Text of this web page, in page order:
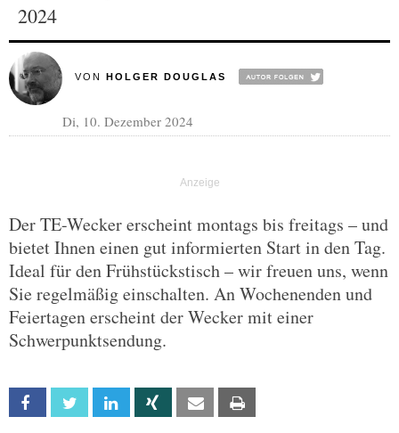
2024
VON HOLGER DOUGLAS
Di, 10. Dezember 2024
Der TE-Wecker erscheint montags bis freitags – und
bietet Ihnen einen gut informierten Start in den Tag.
Ideal für den Frühstückstisch – wir freuen uns, wenn
Sie regelmäßig einschalten. An Wochenenden und
Feiertagen erscheint der Wecker mit einer
Schwerpunktsendung.
Facebook Twitter Linkedin Xing Email